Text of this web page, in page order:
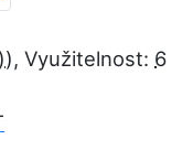
, Využitelnost: 6